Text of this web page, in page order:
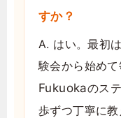
すか？
A. はい。最初
験会から始め
Fukuokaのス
歩ずつ丁寧に教